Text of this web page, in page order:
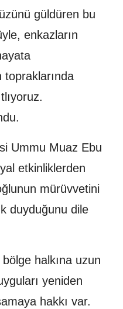
güldüren bu
enkazların
Ummu Muaz Ebu
etkinliklerden
mürüvvetini
duyduğunu dile
halkına uzun
yeniden
hakkı var.